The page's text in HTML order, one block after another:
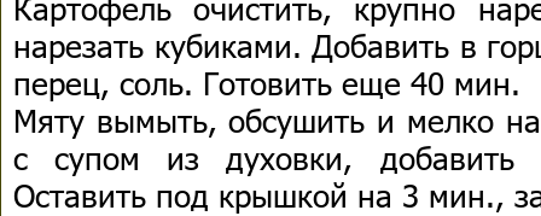
нарезать кубиками. Добавить в
перец, соль. Готовить еще 40 мин.
Мяту вымыть, обсушить и мелко
с супом из духовки,
Оставить под крышкой на 3 мин.,